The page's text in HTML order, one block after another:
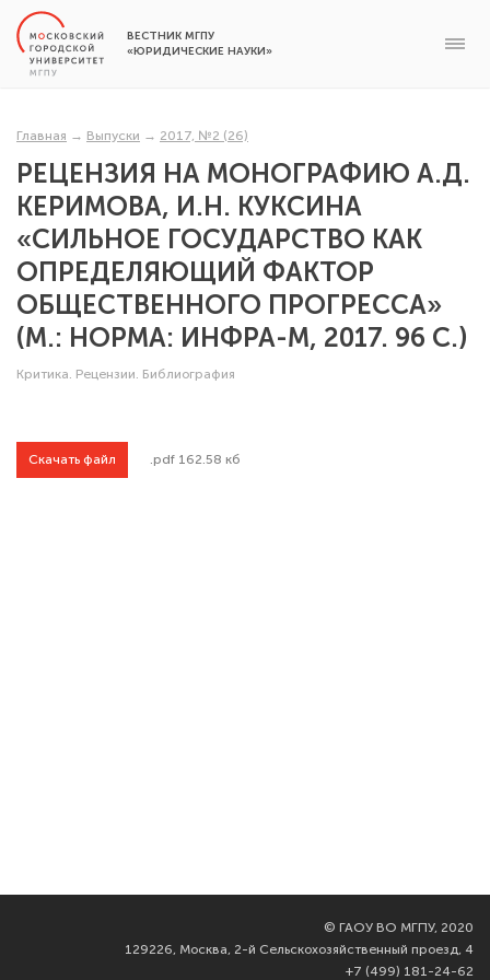
ВЕСТНИК МГПУ
«ЮРИДИЧЕСКИЕ НАУКИ»
Главная → Выпуски → 2017, №2 (26)
РЕЦЕНЗИЯ НА МОНОГРАФИЮ А.Д.
КЕРИМОВА, И.Н. КУКСИНА
«СИЛЬНОЕ ГОСУДАРСТВО КАК
ОПРЕДЕЛЯЮЩИЙ ФАКТОР
ОБЩЕСТВЕННОГО ПРОГРЕССА»
(М.: НОРМА: ИНФРА-М, 2017. 96 С.)
Критика. Рецензии. Библиография
Скачать файл .pdf 162.58 кб
© ГАОУ ВО МГПУ, 2020
129226, Москва, 2-й Сельскохозяйственный проезд, 4
+7 (499) 181-24-62